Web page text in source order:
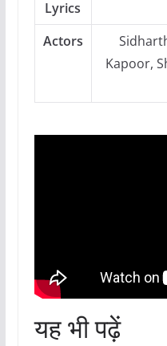
Lyrics
Actors
Kapoor,
यह भी पढ़ें